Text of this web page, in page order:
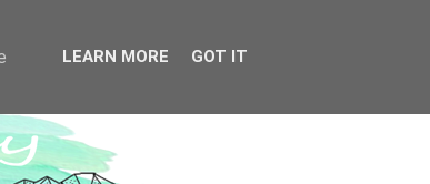
LEARN MORE GOT IT